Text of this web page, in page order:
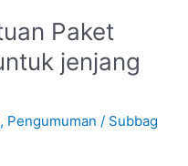
Paket
jenjang
, Pengumuman / Subbag